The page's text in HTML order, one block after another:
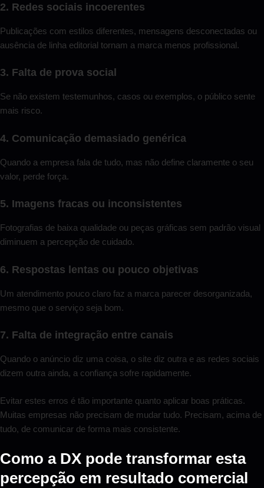
2. Redes sociais incoerentes
Publicações com estilos diferentes, mensagens desconectadas ou
ausência de linha editorial tornam a marca menos profissional.
3. Falta de prova social
Se não existem testemunhos, casos ou exemplos, o público sente
mais risco.
4. Comunicação demasiado genérica
Quando a empresa fala de tudo, mas não define claramente o seu
valor, perde força.
5. Imagens fracas ou inconsistentes
Fotografias de baixa qualidade ou peças gráficas sem padrão visual
diminuem a percepção de cuidado.
6. Respostas lentas ou pouco objetivas
Um atendimento pouco claro faz a marca parecer desorganizada,
mesmo que o serviço seja bom.
7. Falta de integração entre canais
Quando o anúncio diz uma coisa, o site diz outra e as redes sociais
dizem outra ainda, a confiança sofre rapidamente.
Evitar estes erros é tão importante quanto aplicar boas práticas.
Muitas empresas não precisam de mudar tudo. Precisam, acima de
tudo, de comunicar de forma mais consistente.
Como a DX pode transformar esta
percepção em resultado comercial